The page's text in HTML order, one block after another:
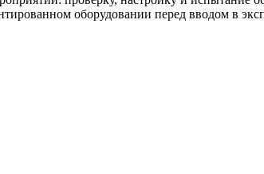
оборудовании перед вводом в